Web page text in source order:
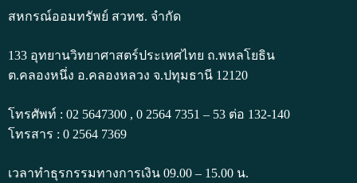
สหกรณ์ออมทรัพย์ สวทช. จำกัด
133 อุทยานวิทยาศาสตร์ประเทศไทย ถ.พหลโยธิน
ต.คลองหนึ่ง อ.คลองหลวง จ.ปทุมธานี 12120
โทรศัพท์ : 02 5647300 , 0 2564 7351 – 53 ต่อ 132-140
โทรสาร : 0 2564 7369
เวลาทำธุรกรรมทางการเงิน 09.00 – 15.00 น.